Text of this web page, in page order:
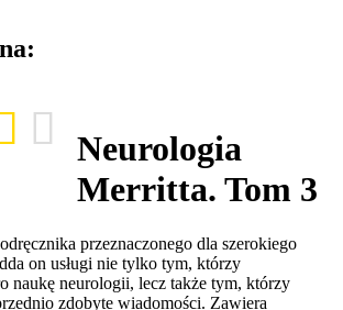
Neurologia
Merritta. Tom 3
przeznaczonego dla szerokiego
on usługi nie tylko tym, którzy
naukę neurologii, lecz także tym, którzy
zdobyte wiadomości. Zawiera